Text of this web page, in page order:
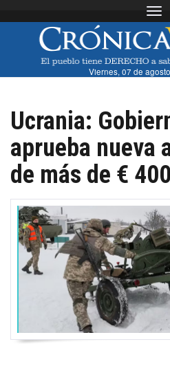
Viernes, 07 de
Ucrania:
aprueba nueva
de más de €